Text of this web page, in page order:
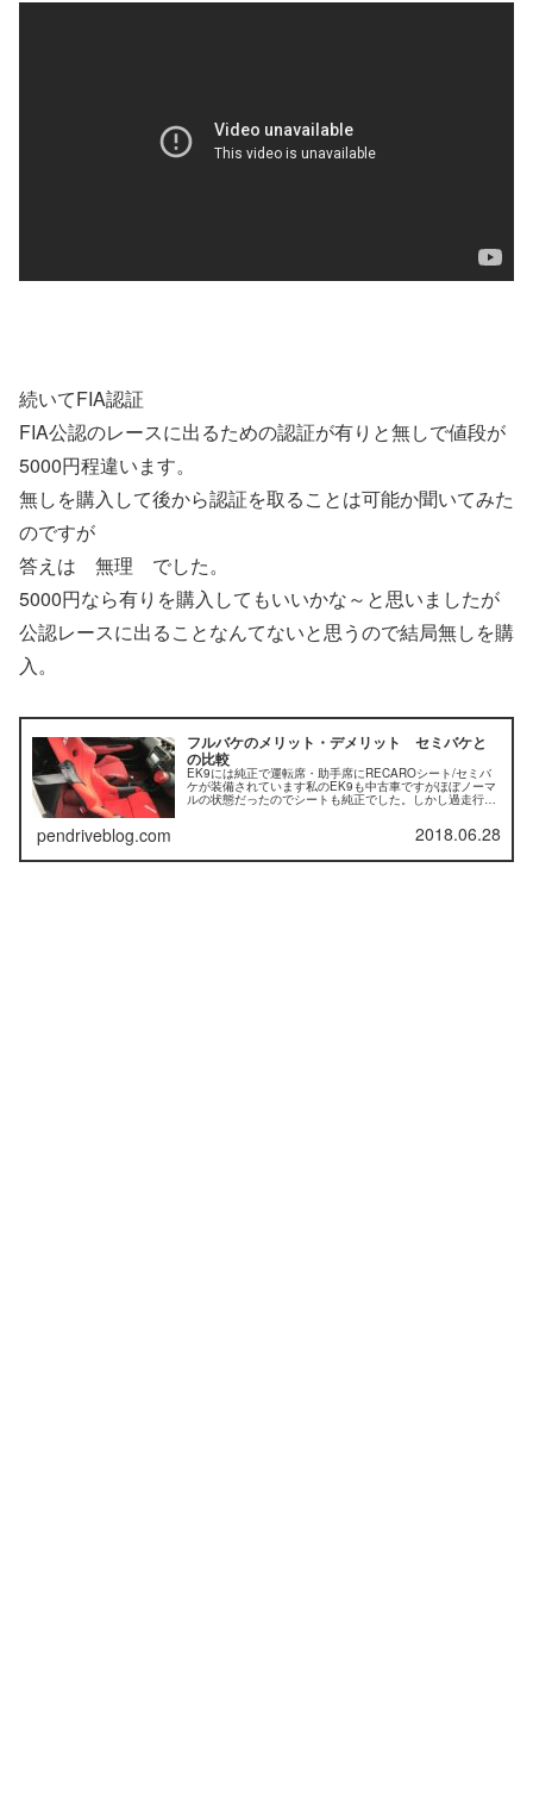
続いてFIA認証
FIA公認のレースに出るための認証が有りと無しで値段が
5000円程違います。
無しを購入して後から認証を取ることは可能か聞いてみた
のですが
答えは 無理 でした。
5000円なら有りを購入してもいいかな～と思いましたが
公認レースに出ることなんてないと思うので結局無しを購
入。
フルバケのメリット・デメリット セミバケと
の比較
EK9には純正で運転席・助手席にRECAROシート/セミバ
ケが装備されています私のEK9も中古車ですがほぼノーマ
ルの状態だったのでシートも純正でした。しかし過走行車
pendriveblog.com 2018.06.28